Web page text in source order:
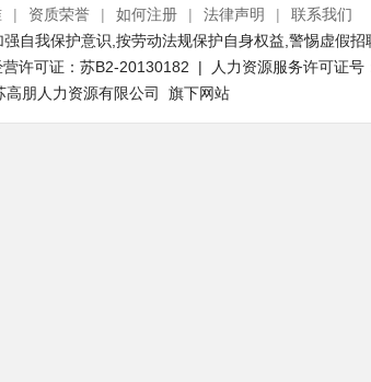
| 资质荣誉 | 如何注册 | 法律声明 |
联系我们
自我保护意识,按劳动法规保护自身权益,警惕虚假招
许可证：苏B2-20130182 | 人力资源服务许可证号
高朋人力资源有限公司 旗下网站